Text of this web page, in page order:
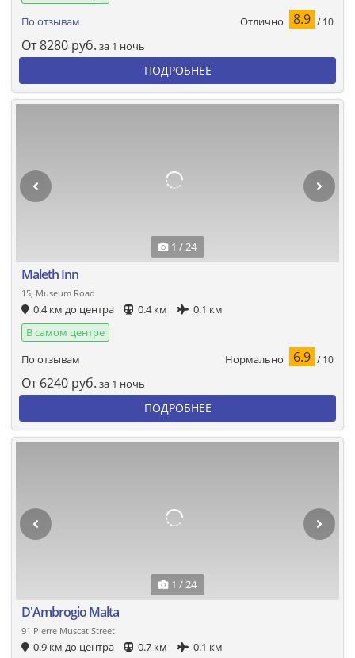
По отзывам
Отлично 8.9 / 10
От8280 руб. за 1 ночь
ПОДРОБНЕЕ
1 / 24
Maleth Inn
15, Museum Road
0.4 км до центра 0.4 км
0.1 км
В самом центре
По отзывам
Нормально 6.9 / 10
От 6240 руб. за 1 ночь
ПОДРОБНЕЕ
1 / 24
D'Ambrogio Malta
91 Pierre Muscat Street
0.9 км до центра 0.7 км
0.1 км